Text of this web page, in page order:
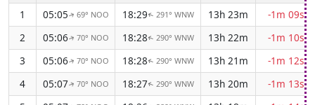
1
05:05↑ 69° NOO 18:29↑ 291° WNW 13h 23m
-1m 09s
2
05:06↑ 70° NOO 18:28↑ 290° WNW 13h 22m
-1m 10s
3
05:06↑ 70° NOO 18:28↑ 290° WNW 13h 21m
-1m 12s
4
05:07↑ 70° NOO 18:27↑ 290° WNW 13h 20m
-1m 13s